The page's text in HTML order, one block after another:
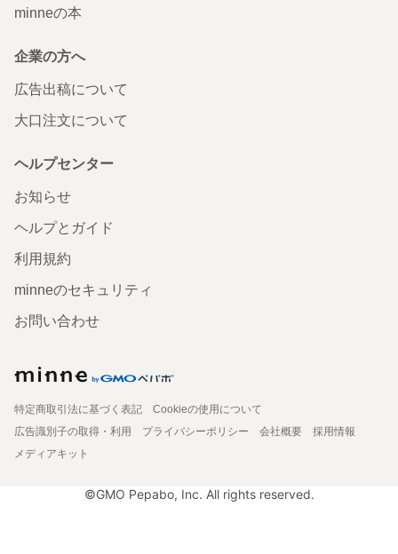
minneの本
企業の方へ
広告出稿について
大口注文について
ヘルプセンター
お知らせ
ヘルプとガイド
利用規約
minneのセキュリティ
お問い合わせ
特定商取引法に基づく表記
Cookieの使用について
広告識別子の取得・利用
プライバシーポリシー 会社概要
採用情報
メディアキット
©GMO Pepabo, Inc. All rights reserved.